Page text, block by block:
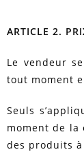
ARTICLE 2.
Le vendeur
tout moment
Seuls
moment de la
des produits